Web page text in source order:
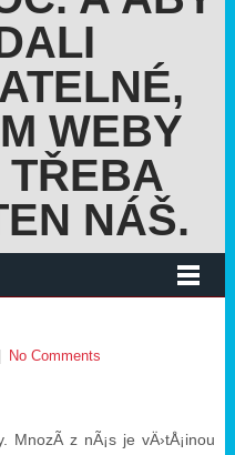
WEBY
NÁŠ.
No Comments
MnozÃ­ z nÃ¡s je vÄ›tÅ¡inou